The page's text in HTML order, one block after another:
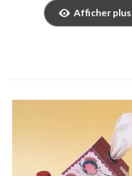
Afficher plus